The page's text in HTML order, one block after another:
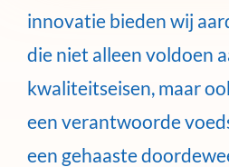
innovatie bieden wij
die niet alleen voldoen
kwaliteitseisen, maar
een verantwoorde
een gehaaste